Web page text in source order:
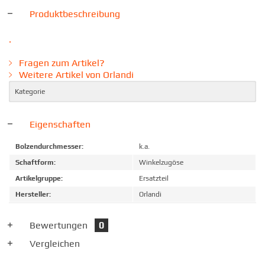
Produktbeschreibung
.
Fragen zum Artikel?
Weitere Artikel von Orlandi
Kategorie
Eigenschaften
Bolzendurchmesser:
k.a.
Schaftform:
Winkelzugöse
Artikelgruppe:
Ersatzteil
Hersteller:
Orlandi
Bewertungen
0
Vergleichen